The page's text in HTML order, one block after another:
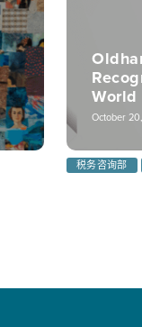
World
October
税务咨询部